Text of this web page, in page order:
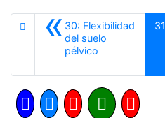
«30: Flexibilidad
del suelo
pélvico
31